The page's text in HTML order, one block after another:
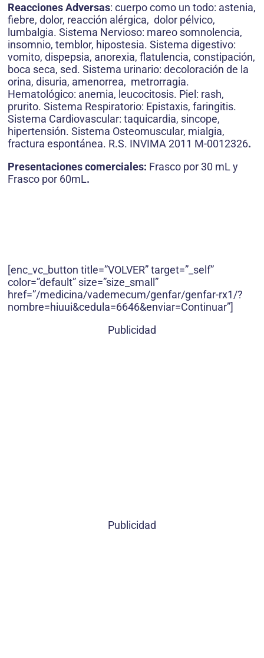
Reacciones Adversas: cuerpo como un todo: astenia,
fiebre, dolor, reacción alérgica, dolor pélvico,
lumbalgia. Sistema Nervioso: mareo somnolencia,
insomnio, temblor, hipostesia. Sistema digestivo:
vomito, dispepsia, anorexia, flatulencia, constipación,
boca seca, sed. Sistema urinario: decoloración de la
orina, disuria, amenorrea, metrorragia.
Hematológico: anemia, leucocitosis. Piel: rash,
prurito. Sistema Respiratorio: Epistaxis, faringitis.
Sistema Cardiovascular: taquicardia, sincope,
hipertensión. Sistema Osteomuscular, mialgia,
fractura espontánea. R.S. INVIMA 2011 M-0012326.
Presentaciones comerciales: Frasco por 30 mL y
Frasco por 60mL.
[enc_vc_button title=”VOLVER” target=”_self”
color=”default” size=”size_small”
href=”/medicina/vademecum/genfar/genfar-rx1/?
nombre=hiuui&cedula=6646&enviar=Continuar”]
Publicidad
Publicidad